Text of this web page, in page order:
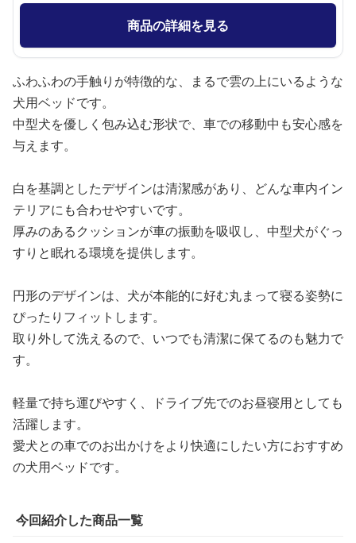
商品の詳細を見る
ふわふわの手触りが特徴的な、まるで雲の上にいるような
犬用ベッドです。
中型犬を優しく包み込む形状で、車での移動中も安心感を
与えます。
白を基調としたデザインは清潔感があり、どんな車内イン
テリアにも合わせやすいです。
厚みのあるクッションが車の振動を吸収し、中型犬がぐっ
すりと眠れる環境を提供します。
円形のデザインは、犬が本能的に好む丸まって寝る姿勢に
ぴったりフィットします。
取り外して洗えるので、いつでも清潔に保てるのも魅力で
す。
軽量で持ち運びやすく、ドライブ先でのお昼寝用としても
活躍します。
愛犬との車でのお出かけをより快適にしたい方におすすめ
の犬用ベッドです。
今回紹介した商品一覧